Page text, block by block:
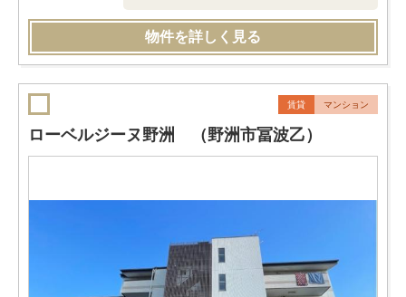
物件を詳しく見る
賃貸 マンション
ローベルジーヌ野洲 （野洲市冨波乙）